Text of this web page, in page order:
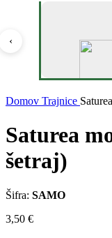
‹
Domov Trajnice
Saturea
šetraj)
Šifra: SAMO
3,50 €